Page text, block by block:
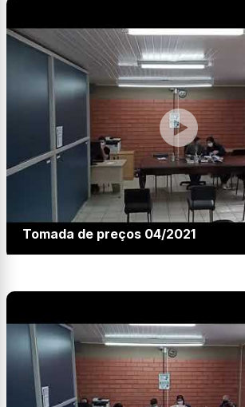
Tomada de preços 04/2021